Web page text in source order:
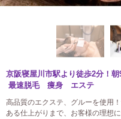
京阪寝屋川市駅より徒歩2分！
最速脱毛 痩身 エステ
高品質のエクステ、グルーを使用
ある仕上がりまで、お客様の理想